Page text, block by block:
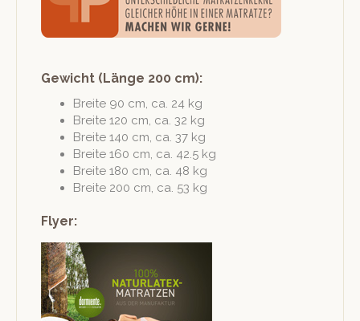
Gewicht (Länge 200 cm):
Bre­ite 90 cm, ca. 24 kg
Bre­ite 120 cm, ca. 32 kg
Bre­ite 140 cm, ca. 37 kg
Bre­ite 160 cm, ca. 42.5 kg
Bre­ite 180 cm, ca. 48 kg
Bre­ite 200 cm, ca. 53 kg
Flyer: